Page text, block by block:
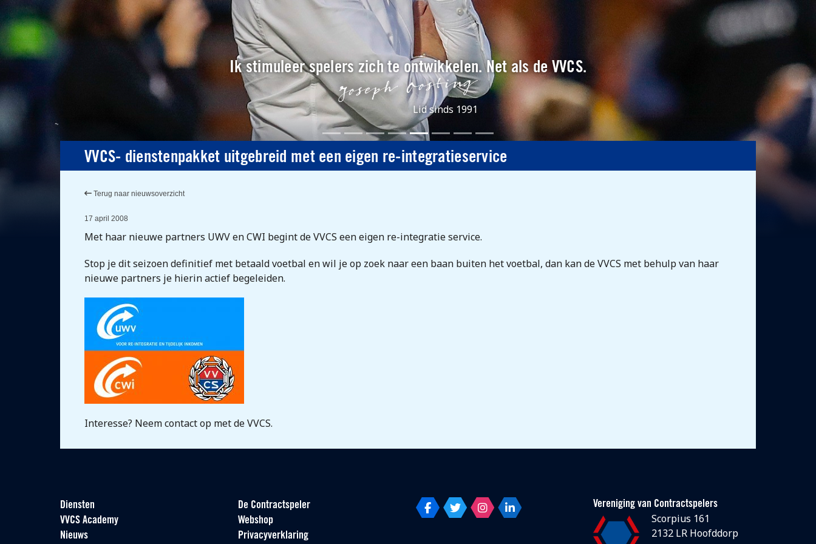
Ik stimuleer spelers zich te ontwikkelen. Net als de VVCS.
Lid sinds 1991
VVCS- dienstenpakket uitgebreid met een eigen re-integratieservice
Terug naar nieuwsoverzicht
17 april 2008
Met haar nieuwe partners UWV en CWI begint de VVCS een eigen re-integratie service.
Stop je dit seizoen definitief met betaald voetbal en wil je op zoek naar een baan buiten het voetbal, dan kan de VVCS met behulp van haar
nieuwe partners je hierin actief begeleiden.
Interesse? Neem contact op met de VVCS.
Diensten
VVCS Academy
Nieuws
De Contractspeler
Webshop
Privacyverklaring
Vereniging van Contractspelers
Scorpius 161
2132 LR Hoofddorp